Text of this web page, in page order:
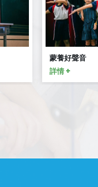
蒙養好聲音
詳情 +